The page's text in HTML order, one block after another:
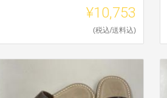
¥10,753
(税込/送料込)